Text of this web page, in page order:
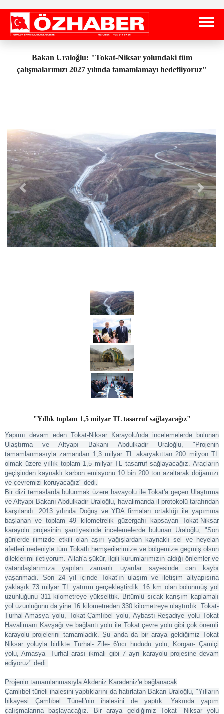
Bakan Uraloğlu: "Tokat-Niksar yolundaki tüm
çalışmalarımızı 2027 yılında tamamlamayı hedefliyoruz"
Önceki
"Yıllık toplam 1,5 milyar TL tasarruf sağlayacağız"
Yapımı devam eden Tokat-Niksar Karayolu'nda incelemelerde bulunan
Ulaştırma ve Altyapı Bakanı Abdulkadir Uraloğlu, "Projenin
tamamlanmasıyla zamandan 1,3 milyar TL akaryakıttan 200 milyon TL
olmak üzere yıllık toplam 1,5 milyar TL tasarruf sağlayacağız. Araçların
geçişinden kaynaklı karbon emisyonu 10 bin 200 ton azaltarak doğamızı
ve çevremizi koruyacağız" dedi.
Bir dizi temaslarda bulunmak üzere havayolu ileTokat'a geçen Ulaştırma
ve Altyapı Bakanı Abdulkadir Uraloğlu, havalimanda il protokolü tarafından
karşılandı. 2013 yılında Doğuş ve YDA firmaları ortaklığı ile yapımına
başlanan ve toplam 49 kilometrelik güzergahı kapsayan Tokat-Niksar
karayolu projesinin şantiyesinde incelemelerde bulunan Uraloğlu, "Son
günlerde ilimizde etkili olan aşırı yağışlardan kaynaklı sel ve heyelan
afetleri nedeniyle tüm Tokatlı hemşerilerimize ve bölgemize geçmiş olsun
dileklerimi iletiyorum. Allah'a şükür, ilgili kurumlarımızın aldığı önlemler ve
vatandaşlarımıza yapılan zamanlı uyarılar sayesinde can kaybı
yaşanmadı. Son 24 yıl içinde Tokat'ın ulaşım ve iletişim altyapısına
yaklaşık 73 milyar TL yatırım gerçekleştirdik. 16 km olan bölünmüş yol
uzunluğunu 311 kilometreye yükselttik. Bitümlü sıcak karışım kaplamalı
yol uzunluğunu da yine 16 kilometreden 330 kilometreye ulaştırdık. Tokat-
Turhal-Amasya yolu, Tokat-Çamlıbel yolu, Aybastı-Reşadiye yolu Tokat
Havalimanı Kavşağı ve bağlantı yolu ile Tokatçevre yolu gibi çok önemli
karayolu projelerini tamamladık. Şu anda da bir araya geldiğimiz Tokat
Niksar yoluyla birlikte Turhal- Zile- 6'ncı hududu yolu, Korgan- Çamiçi
yolu, Amasya- Turhal arası ikmali gibi 7 ayrı karayolu projesine devam
ediyoruz" dedi.
Projenin tamamlanmasıyla Akdeniz Karadeniz'e bağlanacak
Çamlıbel tüneli ihalesini yaptıklarını da hatırlatan Bakan Uraloğlu, "Yılların
hikayesi Çamlıbel Tüneli'nin ihalesini de yaptık. Yakında yapım
çalışmalarına başlayacağız. Bir araya geldiğimizTokat- Niksar yolu